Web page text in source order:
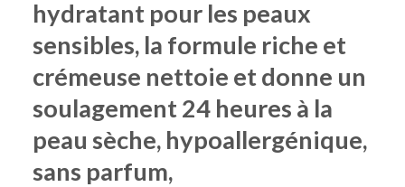
hydratant pour les peaux
sensibles, la formule riche et
crémeuse nettoie et donne un
soulagement 24 heures à la
peau sèche, hypoallergénique,
sans parfum,